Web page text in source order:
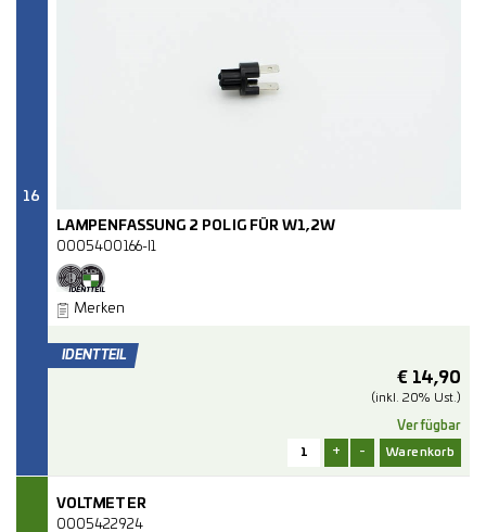
16
LAMPENFASSUNG 2 POLIG FÜR W1,2W
0005400166-I1
Merken
€ 14,90
(inkl. 20% Ust.)
Verfügbar
+ -
VOLTMETER
0005422924